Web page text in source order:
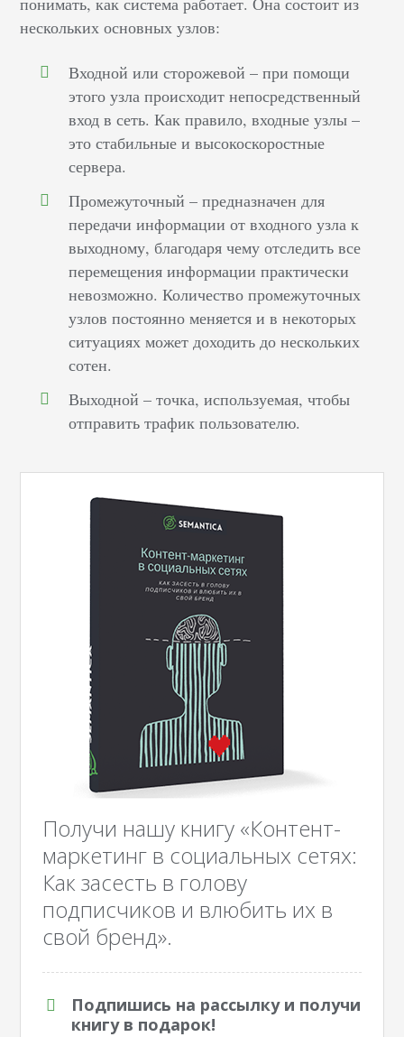
нескольких основных узлов:
Входной или сторожевой – при помощи
этого узла происходит непосредственный
вход в сеть. Как правило, входные узлы –
это стабильные и высокоскоростные
сервера.
Промежуточный – предназначен для
передачи информации от входного узла к
выходному, благодаря чему отследить все
перемещения информации практически
невозможно. Количество промежуточных
узлов постоянно меняется и в некоторых
ситуациях может доходить до нескольких
сотен.
Выходной – точка, используемая, чтобы
отправить трафик пользователю.
Получи нашу книгу «Контент-
маркетинг в социальных сетях:
Как засесть в голову
подписчиков и влюбить их в
свой бренд».
Подпишись на рассылку и получи
книгу в подарок!